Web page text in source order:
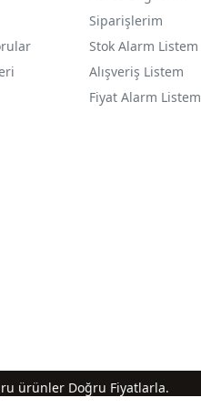
Siparişlerim
Stok Alarm Listem
Alışveriş Listem
Fiyat Alarm Listem
ürünler Doğru Fiyatlarla.